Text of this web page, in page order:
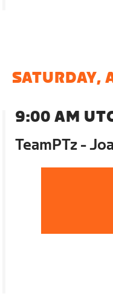
SATURDAY,
9:00 AM
TeamPTz -